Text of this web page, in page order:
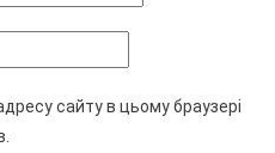
сайту в цьому браузері